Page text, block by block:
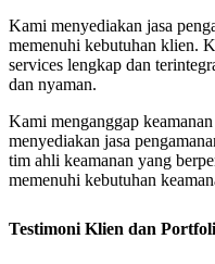
Kami menyediakan jasa
memenuhi kebutuhan klien.
services lengkap dan
dan nyaman.
Kami menganggap
menyediakan jasa
tim ahli keamanan yang
memenuhi kebutuhan
Testimoni Klien dan